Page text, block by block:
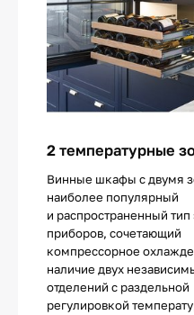
2 температурные
Винные шкафы с двумя
наиболее популярный
и распространенный тип
приборов, сочетающий
компрессорное
наличие двух
отделений с раздельной
регулировкой